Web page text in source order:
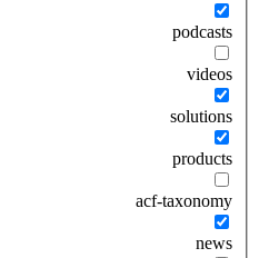
podcasts
videos
solutions
products
acf-taxonomy
news